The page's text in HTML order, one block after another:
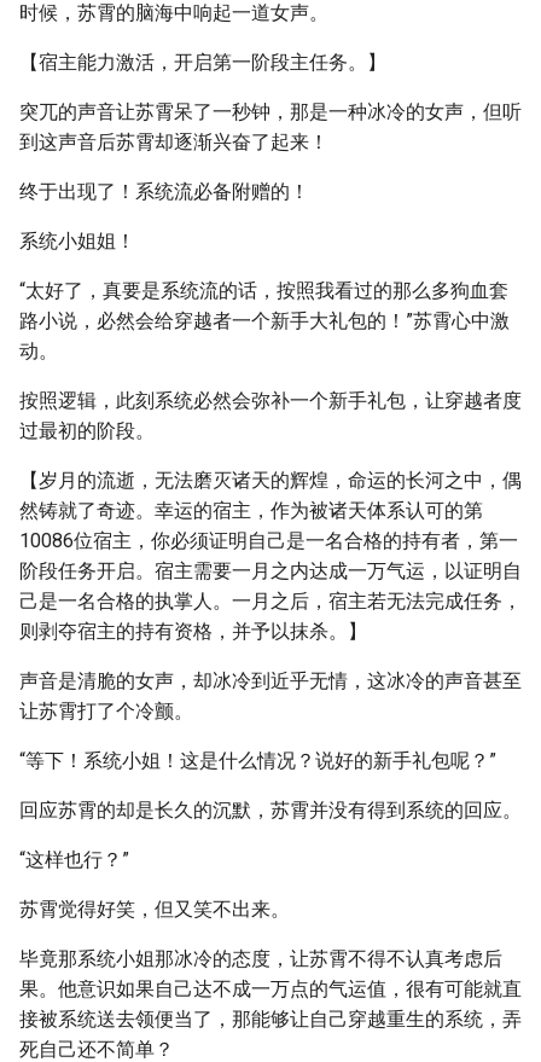
时候，苏霄的脑海中响起一道女声。
【宿主能力激活，开启第一阶段主任务。】
突兀的声音让苏霄呆了一秒钟，那是一种冰冷的女声，但听
到这声音后苏霄却逐渐兴奋了起来！
终于出现了！系统流必备附赠的！
系统小姐姐！
“太好了，真要是系统流的话，按照我看过的那么多狗血套
路小说，必然会给穿越者一个新手大礼包的！”苏霄心中激
动。
按照逻辑，此刻系统必然会弥补一个新手礼包，让穿越者度
过最初的阶段。
【岁月的流逝，无法磨灭诸天的辉煌，命运的长河之中，偶
然铸就了奇迹。幸运的宿主，作为被诸天体系认可的第
10086位宿主，你必须证明自己是一名合格的持有者，第一
阶段任务开启。宿主需要一月之内达成一万气运，以证明自
己是一名合格的执掌人。一月之后，宿主若无法完成任务，
则剥夺宿主的持有资格，并予以抹杀。】
声音是清脆的女声，却冰冷到近乎无情，这冰冷的声音甚至
让苏霄打了个冷颤。
“等下！系统小姐！这是什么情况？说好的新手礼包呢？”
回应苏霄的却是长久的沉默，苏霄并没有得到系统的回应。
“这样也行？”
苏霄觉得好笑，但又笑不出来。
毕竟那系统小姐那冰冷的态度，让苏霄不得不认真考虑后
果。他意识如果自己达不成一万点的气运值，很有可能就直
接被系统送去领便当了，那能够让自己穿越重生的系统，弄
死自己还不简单？